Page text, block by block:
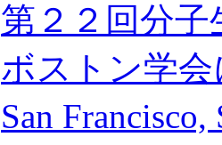
第２２回分
ボストン学
San